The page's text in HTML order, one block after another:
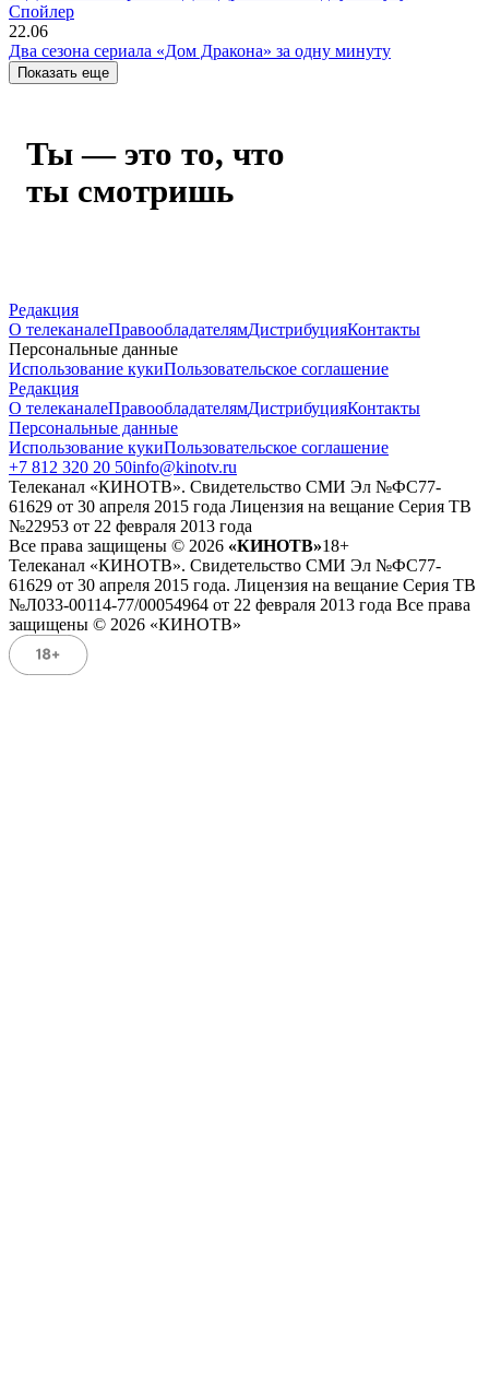
Cпойлер
22.06
Два сезона сериала «Дом Дракона» за одну минуту
Показать еще
Ты — это то, что
ты смотришь
Редакция
О телеканалеПравообладателямДистрибуцияКонтакты
Персональные данные
Использование кукиПользовательское соглашение
Редакция
О телеканалеПравообладателямДистрибуцияКонтакты
Персональные данные
Использование кукиПользовательское соглашение
+7 812 320 20 50info@kinotv.ru
Телеканал «КИНОТВ». Свидетельство СМИ Эл №ФС77-
61629 от 30 апреля 2015 года Лицензия на вещание Серия ТВ
№22953 от 22 февраля 2013 года
Все права защищены © 2026 «КИНОТВ»18+
Телеканал «КИНОТВ». Свидетельство СМИ Эл №ФС77-
61629 от 30 апреля 2015 года. Лицензия на вещание Серия ТВ
№Л033-00114-77/00054964 от 22 февраля 2013 года Все права
защищены © 2026 «КИНОТВ»